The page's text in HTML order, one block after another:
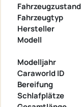
Fahrzeugzustand
Fahrzeugtyp
Hersteller
Modell
Modelljahr
Caraworld ID
Bereifung
Schlafplätze